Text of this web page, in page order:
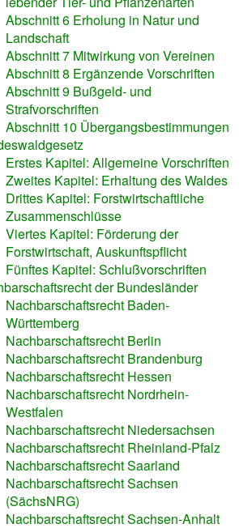
Abschnitt 6 Erholung in Natur und
Landschaft
Abschnitt 7 Mitwirkung von Vereinen
Abschnitt 8 Ergänzende Vorschriften
Abschnitt 9 Bußgeld- und
Strafvorschriften
Abschnitt 10 Übergangsbestimmungen
Erstes Kapitel: Allgemeine Vorschriften
Zweites Kapitel: Erhaltung des Waldes
Drittes Kapitel: Forstwirtschaftliche
Zusammenschlüsse
Viertes Kapitel: Förderung der
Forstwirtschaft, Auskunftspflicht
Fünftes Kapitel: Schlußvorschriften
der Bundesländer
Nachbarschaftsrecht Baden-
Württemberg
Nachbarschaftsrecht Berlin
Nachbarschaftsrecht Brandenburg
Nachbarschaftsrecht Hessen
Nachbarschaftsrecht Nordrhein-
Westfalen
Nachbarschaftsrecht Niedersachsen
Nachbarschaftsrecht Rheinland-Pfalz
Nachbarschaftsrecht Saarland
Nachbarschaftsrecht Sachsen
(SächsNRG)
Nachbarschaftsrecht Sachsen-Anhalt